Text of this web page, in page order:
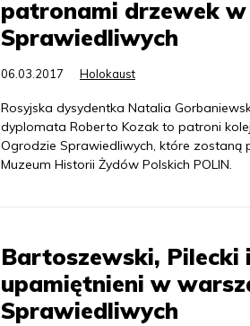
patronami drzewek w
Sprawiedliwych
06.03.2017 Holokaust
Rosyjska dysydentka Natalia
dyplomata Roberto Kozak to patroni
Ogrodzie Sprawiedliwych, które
Muzeum Historii Żydów Polskich POLIN.
Bartoszewski, Pilecki
upamiętnieni w
Sprawiedliwych